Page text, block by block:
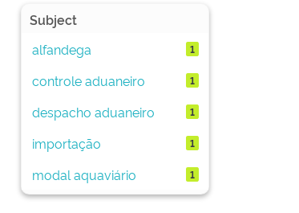
Subject
alfandega
1
controle aduaneiro 1
despacho aduaneiro 1
importação 1
modal aquaviário 1